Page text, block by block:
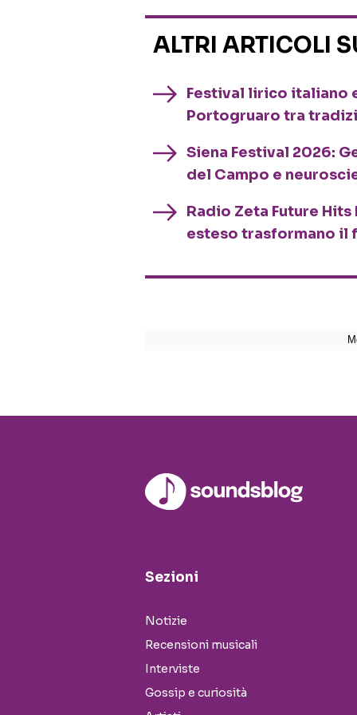
ALTRI ARTICOLI
Festival lirico italiano
Portogruaro tra
Siena Festival 2026:
del Campo e
Radio Zeta Future
esteso trasformano il
Sezioni
Notizie
Recensioni musicali
Interviste
Gossip e curiosità